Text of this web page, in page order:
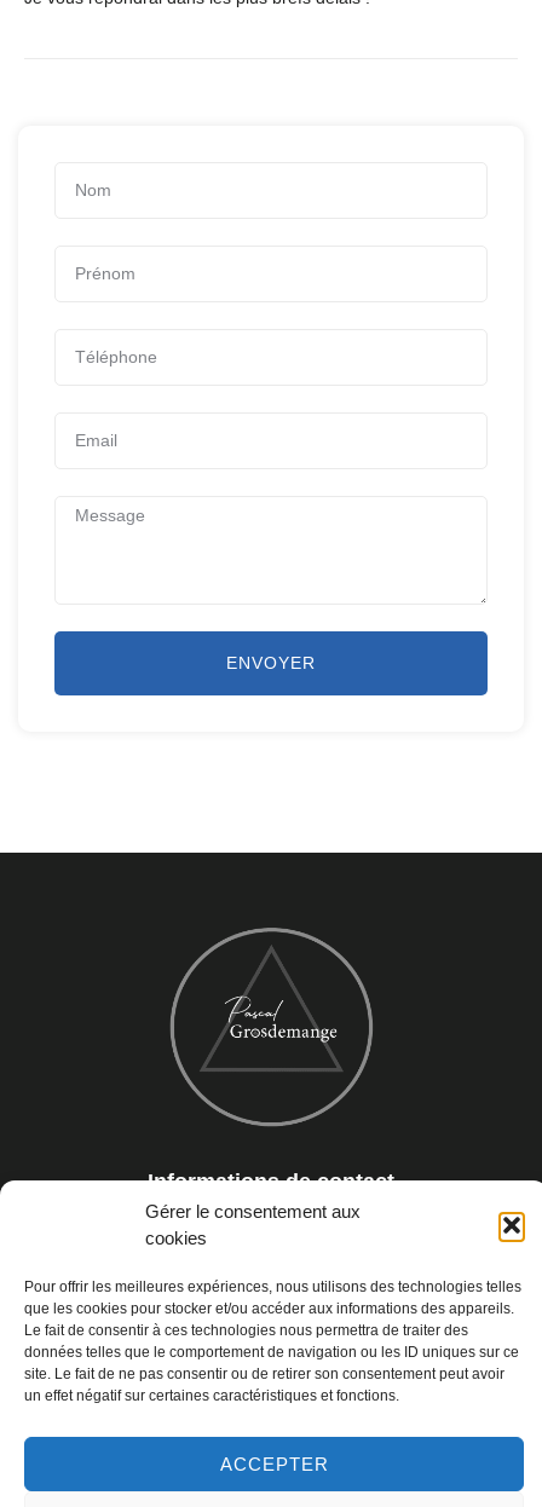
Gérer le consentement aux
cookies
Pour offrir les meilleures expériences, nous utilisons des technologies telles
que les cookies pour stocker et/ou accéder aux informations des appareils.
Le fait de consentir à ces technologies nous permettra de traiter des
données telles que le comportement de navigation ou les ID uniques sur ce
site. Le fait de ne pas consentir ou de retirer son consentement peut avoir
un effet négatif sur certaines caractéristiques et fonctions.
ACCEPTER
ENVOYER
Informations de contact
tel +33 6 62 14 20 50
Copyright © 2022 |